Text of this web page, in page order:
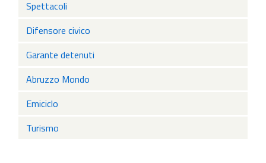
Spettacoli
Difensore civico
Garante detenuti
Abruzzo Mondo
Emiciclo
Turismo